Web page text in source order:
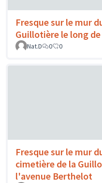
Fresque sur le mur
Guillotière le long
Nat.D 0 0
Fresque sur le mur
cimetière de la
l'avenue Berthelot